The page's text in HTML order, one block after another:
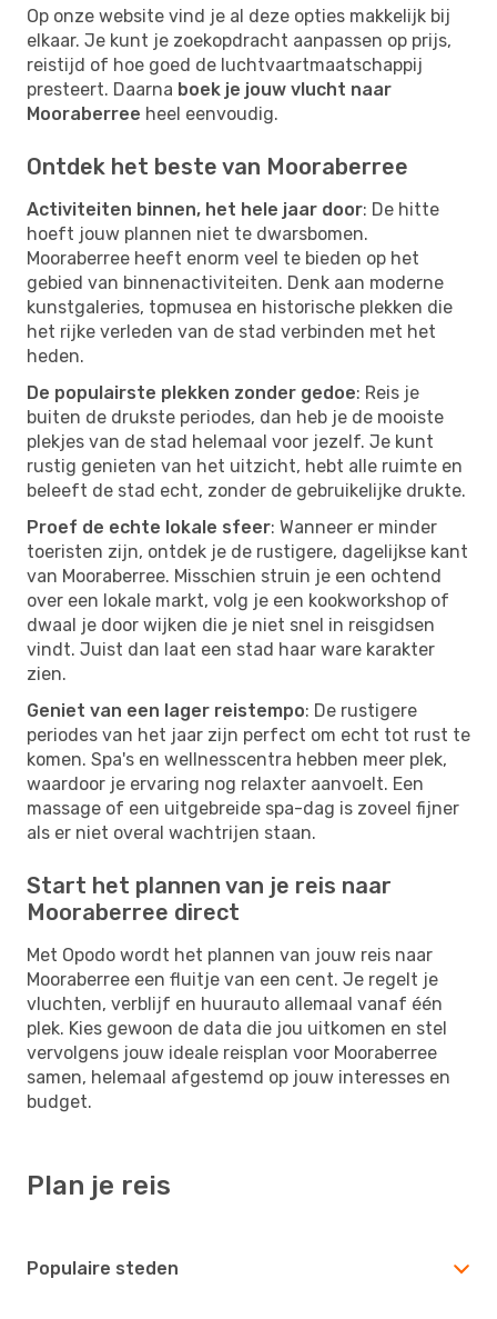
Op onze website vind je al deze opties makkelijk bij
elkaar. Je kunt je zoekopdracht aanpassen op prijs,
reistijd of hoe goed de luchtvaartmaatschappij
presteert. Daarna boek je jouw vlucht naar
Mooraberree heel eenvoudig.
Ontdek het beste van Mooraberree
Activiteiten binnen, het hele jaar door: De hitte
hoeft jouw plannen niet te dwarsbomen.
Mooraberree heeft enorm veel te bieden op het
gebied van binnenactiviteiten. Denk aan moderne
kunstgaleries, topmusea en historische plekken die
het rijke verleden van de stad verbinden met het
heden.
De populairste plekken zonder gedoe: Reis je
buiten de drukste periodes, dan heb je de mooiste
plekjes van de stad helemaal voor jezelf. Je kunt
rustig genieten van het uitzicht, hebt alle ruimte en
beleeft de stad echt, zonder de gebruikelijke drukte.
Proef de echte lokale sfeer: Wanneer er minder
toeristen zijn, ontdek je de rustigere, dagelijkse kant
van Mooraberree. Misschien struin je een ochtend
over een lokale markt, volg je een kookworkshop of
dwaal je door wijken die je niet snel in reisgidsen
vindt. Juist dan laat een stad haar ware karakter
zien.
Geniet van een lager reistempo: De rustigere
periodes van het jaar zijn perfect om echt tot rust te
komen. Spa's en wellnesscentra hebben meer plek,
waardoor je ervaring nog relaxter aanvoelt. Een
massage of een uitgebreide spa-dag is zoveel fijner
als er niet overal wachtrijen staan.
Start het plannen van je reis naar
Mooraberree direct
Met Opodo wordt het plannen van jouw reis naar
Mooraberree een fluitje van een cent. Je regelt je
vluchten, verblijf en huurauto allemaal vanaf één
plek. Kies gewoon de data die jou uitkomen en stel
vervolgens jouw ideale reisplan voor Mooraberree
samen, helemaal afgestemd op jouw interesses en
budget.
Plan je reis
Populaire steden